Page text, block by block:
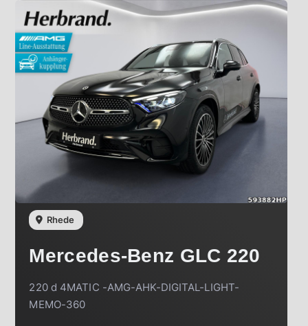
Rhede
Mercedes-Benz GLC 220
220 d 4MATIC -AMG-AHK-DIGITAL-LIGHT-
MEMO-360